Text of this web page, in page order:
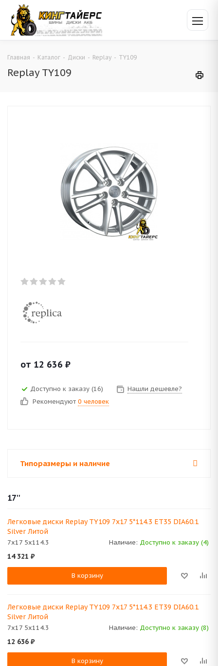
Главная - Каталог - Диски - Replay - TY109
Replay TY109
от 12 636 ₽
Доступно к заказу (16)
Нашли дешевле?
Рекомендуют 0 человек
Типоразмеры и наличие
17''
Легковые диски Replay TY109 7x17 5*114.3 ET35 DIA60.1
Silver Литой
7x17 5x114.3 Наличие: Доступно к заказу (4)
14 321 ₽
В корзину
Легковые диски Replay TY109 7x17 5*114.3 ET39 DIA60.1
Silver Литой
7x17 5x114.3 Наличие: Доступно к заказу (8)
12 636 ₽
В корзину